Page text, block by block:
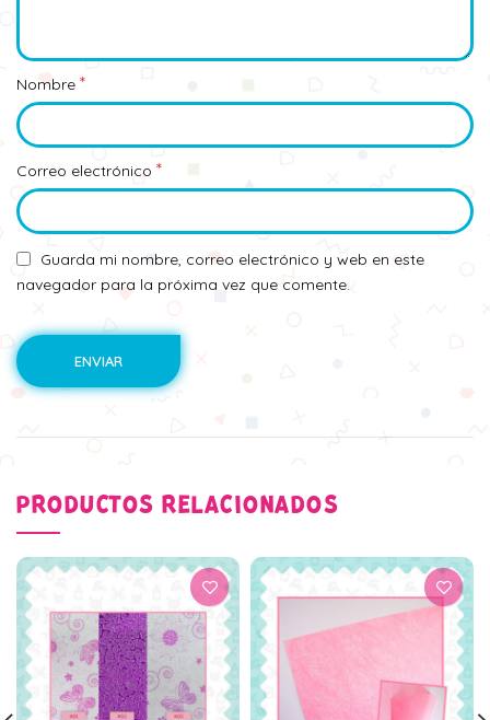
Nombre *
Correo electrónico *
Guarda mi nombre, correo electrónico y web en este
navegador para la próxima vez que comente.
PRODUCTOS RELACIONADOS